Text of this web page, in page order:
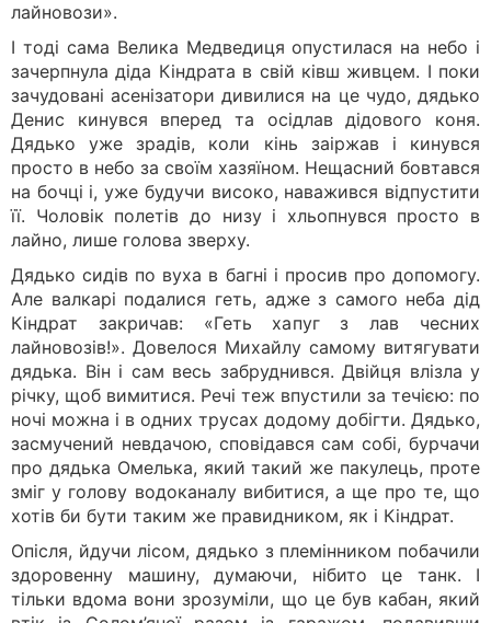
лайновози».
І тоді сама Велика Медведиця опустилася на небо і
зачерпнула діда Кіндрата в свій ківш живцем. І поки
зачудовані асенізатори дивилися на це чудо, дядько
Денис кинувся вперед та осідлав дідового коня.
Дядько уже зрадів, коли кінь заіржав і кинувся
просто в небо за своїм хазяїном. Нещасний бовтався
на бочці і, уже будучи високо, наважився відпустити
її. Чоловік полетів до низу і хльопнувся просто в
лайно, лише голова зверху.
Дядько сидів по вуха в багні і просив про допомогу.
Але валкарі подалися геть, адже з самого неба дід
Кіндрат закричав: «Геть хапуг з лав чесних
лайновозів!». Довелося Михайлу самому витягувати
дядька. Він і сам весь забруднився. Двійця влізла у
річку, щоб вимитися. Речі теж впустили за течією: по
ночі можна і в одних трусах додому добігти. Дядько,
засмучений невдачою, сповідався сам собі, бурчачи
про дядька Омелька, який такий же пакулець, проте
зміг у голову водоканалу вибитися, а ще про те, що
хотів би бути таким же правидником, як і Кіндрат.
Опісля, йдучи лісом, дядько з племінником побачили
здоровенну машину, думаючи, нібито це танк. І
тільки вдома вони зрозуміли, що це був кабан, який